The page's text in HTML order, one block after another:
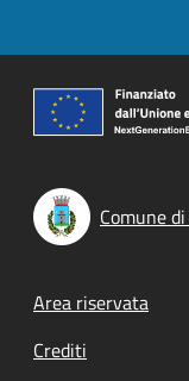
Comune
Footer
Area riservata
Crediti